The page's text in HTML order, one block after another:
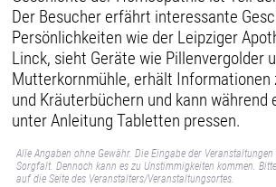
Der Besucher erfährt interessante
Persönlichkeiten wie der Leipziger
Linck, sieht Geräte wie Pillenvergolder
Mutterkornmühle, erhält Informationen
und Kräuterbüchern und kann während
unter Anleitung Tabletten pressen.
Alle Angaben ohne Gewähr. Die Eingabe der
Sorgfalt. Dennoch kann es zu Unstimmigkeiten kommen.
auf die Seite des Veranstalters/Veranstaltungsortes.